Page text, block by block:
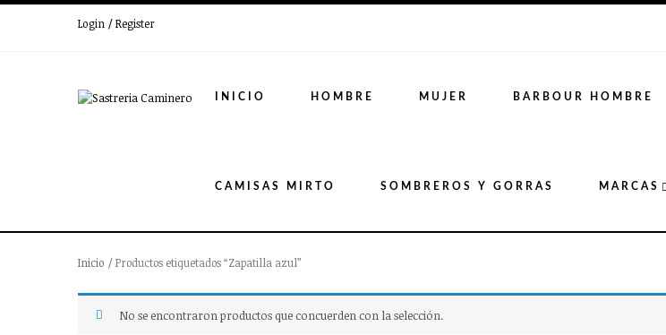
Login / Register
INICIO HOMBRE MUJER BARBOUR HOMBRE
CAMISAS MIRTO SOMBREROS Y GORRAS MARCAS
Inicio / Productos etiquetados “Zapatilla azul”
No se encontraron productos que concuerden con la selección.